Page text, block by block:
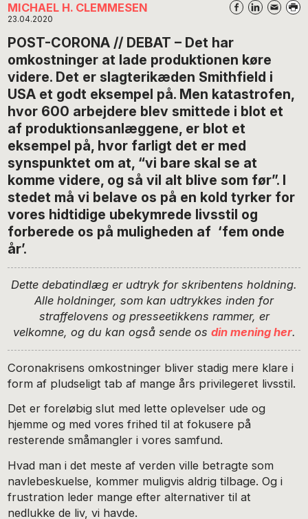
MICHAEL H. CLEMMESEN
23.04.2020
POST-CORONA // DEBAT – Det har
omkostninger at lade produktionen køre
videre. Det er slagterikæden Smithfield i
USA et godt eksempel på. Men katastrofen,
hvor 600 arbejdere blev smittede i blot et
af produktionsanlæggene, er blot et
eksempel på, hvor farligt det er med
synspunktet om at, “vi bare skal se at
komme videre, og så vil alt blive som før”. I
stedet må vi belave os på en kold tyrker for
vores hidtidige ubekymrede livsstil og
forberede os på muligheden af ‘fem onde
år’.
Dette debatindlæg er udtryk for skribentens holdning.
Alle holdninger, som kan udtrykkes inden for
straffelovens og presseetikkens rammer, er
velkomne, og du kan også sende os din mening her.
Coronakrisens omkostninger bliver stadig mere klare i
form af pludseligt tab af mange års privilegeret livsstil.
Det er foreløbig slut med lette oplevelser ude og
hjemme og med vores frihed til at fokusere på
resterende småmangler i vores samfund.
Hvad man i det meste af verden ville betragte som
navlebeskuelse, kommer muligvis aldrig tilbage. Og i
frustration leder mange efter alternativer til at
nedlukke de liv, vi havde.